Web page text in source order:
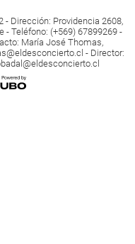
- Dirección: Providencia 2608,
- Teléfono: (+569) 67899269 -
María José Thomas,
- Director: